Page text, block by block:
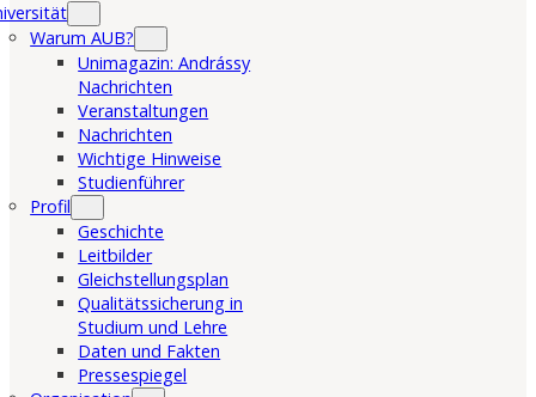
Warum AUB?
Unimagazin: Andrássy
Nachrichten
Veranstaltungen
Nachrichten
Wichtige Hinweise
Studienführer
Profil
Geschichte
Leitbilder
Gleichstellungsplan
Qualitätssicherung in
Studium und Lehre
Daten und Fakten
Pressespiegel